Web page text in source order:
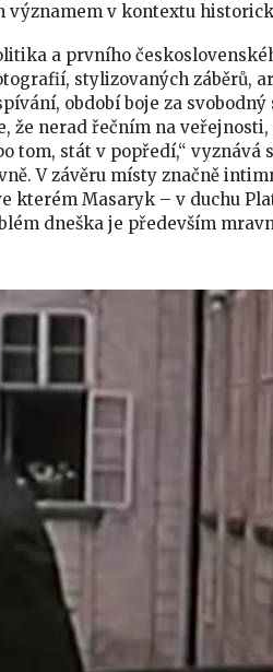
v kontextu
a prvního
stylizovaných záběrů,
období boje za
nerad řečním na veřejnosti,
tom, stát v popředí,“ vyznává
V závěru místy značně
kterém Masaryk – v duchu
dneška je především